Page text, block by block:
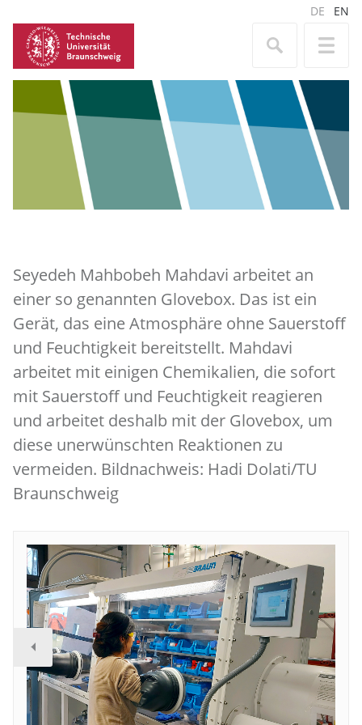
DE EN
Seyedeh Mahbobeh Mahdavi arbeitet an
einer so genannten Glovebox. Das ist ein
Gerät, das eine Atmosphäre ohne Sauerstoff
und Feuchtigkeit bereitstellt. Mahdavi
arbeitet mit einigen Chemikalien, die sofort
mit Sauerstoff und Feuchtigkeit reagieren
und arbeitet deshalb mit der Glovebox, um
diese unerwünschten Reaktionen zu
vermeiden. Bildnachweis: Hadi Dolati/TU
Braunschweig